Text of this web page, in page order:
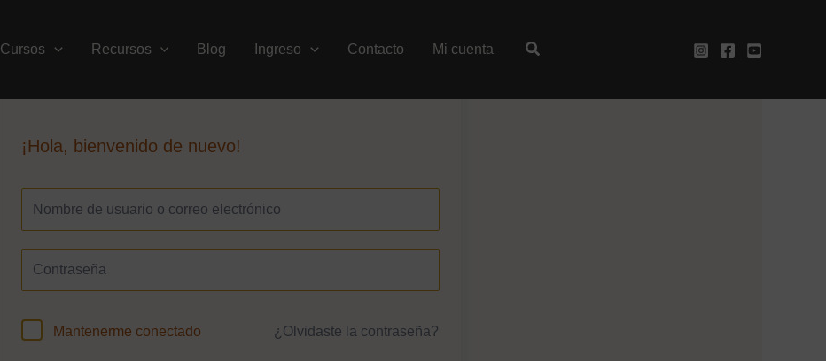
Cursos Recursos Blog Ingreso Contacto Mi cuenta
¡Hola, bienvenido de nuevo!
Mantenerme conectado ¿Olvidaste la contraseña?